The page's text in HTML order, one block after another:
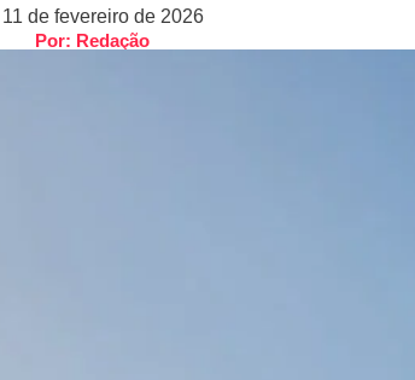
11 de fevereiro de 2026
Por: Redação